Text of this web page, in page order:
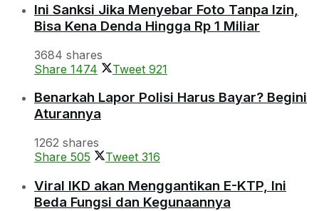
Ini Sanksi Jika Menyebar Foto Tanpa Izin,
Bisa Kena Denda Hingga Rp 1 Miliar
3684 shares
Share 1474 Tweet 921
Benarkah Lapor Polisi Harus Bayar? Begini
Aturannya
1262 shares
Share 505 Tweet 316
Viral IKD akan Menggantikan E-KTP, Ini
Beda Fungsi dan Kegunaannya